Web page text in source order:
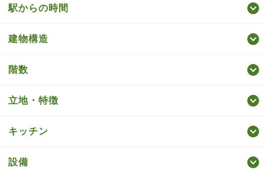
駅からの時間
建物構造
階数
立地・特徴
キッチン
設備